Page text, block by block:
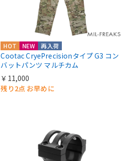
HOT NEW 再入荷
Cootac CryePrecisionタイプ G3 コン
バットパンツ マルチカム
￥11,000
残り2点 お早めに